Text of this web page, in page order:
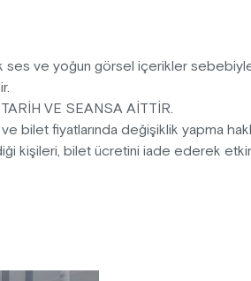
ses ve yoğun görsel içerikler
TARİH VE SEANSA AİTTİR.
bilet fiyatlarında değişiklik yapma
kişileri, bilet ücretini iade ederek
rahatsız edebilecek görsel efektler